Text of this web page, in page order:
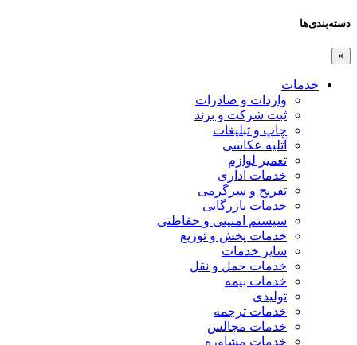
دسته‌بندی‌ها
×
خدمات
واردات و صادرات
ثبت شرکت و برند
چاپ و تبلیغات
آتلیه عکاسی
تعمیر لوازم
خدمات اداری
تفریح و سرگرمی
خدمات بازرگانی
سیستم امنیتی و حفاظتی
خدمات پخش و توزیع
سایر خدمات
خدمات حمل و نقل
خدمات بیمه
تولیدی
خدمات ترجمه
خدمات مجالس
خدمات مشاوره